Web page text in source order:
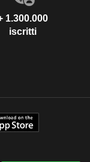
1.300.000
iscritti